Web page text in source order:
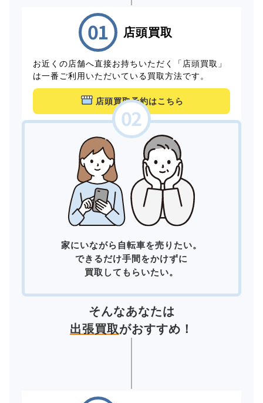
店頭買取
お近くの店舗へ直接お持ちいただく「店頭買取」
は一番ご利用いただいている買取方法です。
店頭買取予約はこちら
家にいながら自転車を売りたい。
できるだけ手間をかけずに
買取してもらいたい。
そんなあなたは
出張買取がおすすめ！